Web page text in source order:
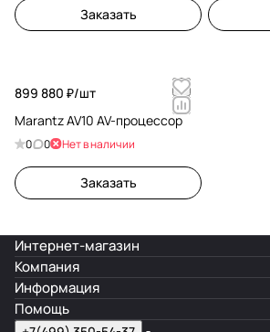
Заказать
899 880 ₽/шт
Marantz AV10 AV-процессор
0 0 Нет в наличии
Заказать
Интернет-магазин
Компания
Информация
Помощь